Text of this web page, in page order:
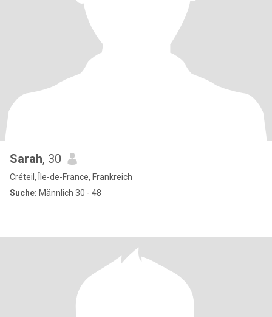
Sarah, 30
Créteil, Île-de-France, Frankreich
Suche: Männlich 30 - 48